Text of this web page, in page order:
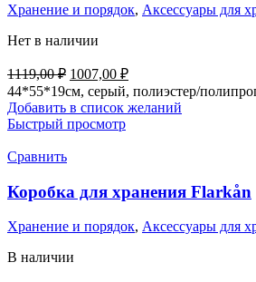
Хранение и порядок, Аксессуары для
Нет в наличии
1119,00₽ Первоначальная
цена
составляла
1119,00 ₽.
1007,00 ₽Текущая
цена:
1007,00 ₽.
44*55*19см, серый, полиэстер/
Добавить в список желаний
Быстрый просмотр
Сравнить
Коробка для хранения Flarkån
Хранение и порядок, Аксессуары для
В наличии